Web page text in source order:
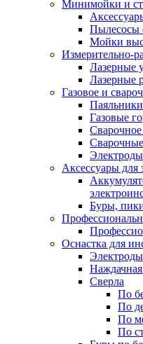
Минимойки и
Пылесосы
Мойки
Измерительно-
Лазерные
Лазерные
Газовое и
Газовые
Аксессуары для
Буры,
Оснастка для
Электроды
Наждачная
Сверла
По
По
По
По